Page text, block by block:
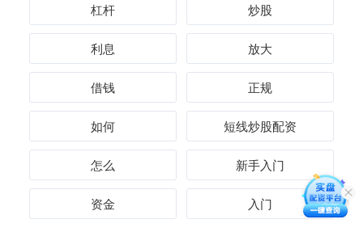
杠杆 炒股
利息 放大
借钱 正规
如何 短线炒股配资
怎么 新手入门
资金 入门